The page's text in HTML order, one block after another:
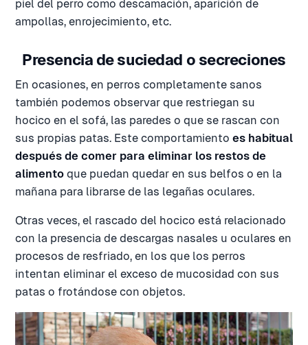
piel del perro como descamación, aparición de
ampollas, enrojecimiento, etc.
Presencia de suciedad o secreciones
En ocasiones, en perros completamente sanos
también podemos observar que restriegan su
hocico en el sofá, las paredes o que se rascan con
sus propias patas. Este comportamiento es habitual
después de comer para eliminar los restos de
alimento que puedan quedar en sus belfos o en la
mañana para librarse de las legañas oculares.
Otras veces, el rascado del hocico está relacionado
con la presencia de descargas nasales u oculares en
procesos de resfriado, en los que los perros
intentan eliminar el exceso de mucosidad con sus
patas o frotándose con objetos.